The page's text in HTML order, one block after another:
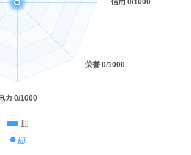
● jjjj